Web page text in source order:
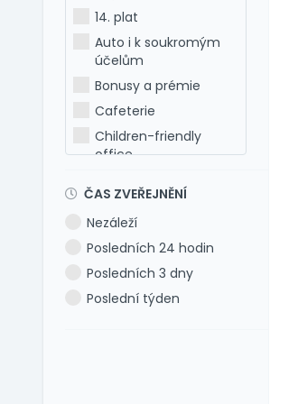
Holandština
Italština
Japonština
Latina
Litevština
Lotyšština
Maďarština
Makedonština
Polština
Portugalština
Rumunština
Ruština
14. plat
Auto i k soukromým
účelům
Bonusy a prémie
Cafeterie
Children-friendly
office
Dovolená 6 týdnů
Dovolená navíc
Firemní akce
Firemní fitness
ČAS ZVEŘEJNĚNÍ
Nezáleží
Posledních 24 hodin
Posledních 3 dny
Poslední týden